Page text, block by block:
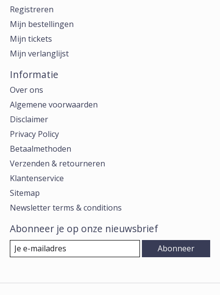
Registreren
Mijn bestellingen
Mijn tickets
Mijn verlanglijst
Informatie
Over ons
Algemene voorwaarden
Disclaimer
Privacy Policy
Betaalmethoden
Verzenden & retourneren
Klantenservice
Sitemap
Newsletter terms & conditions
Abonneer je op onze nieuwsbrief
Abonneer